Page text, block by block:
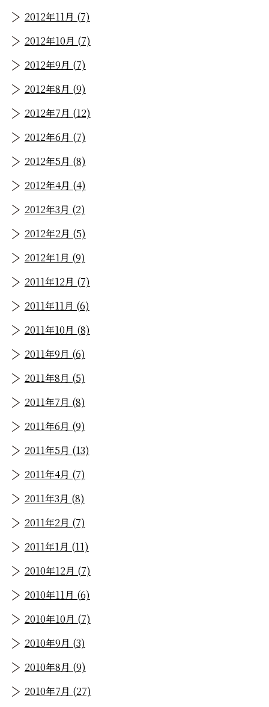
2012年11月 (7)
2012年10月 (7)
2012年9月 (7)
2012年8月 (9)
2012年7月 (12)
2012年6月 (7)
2012年5月 (8)
2012年4月 (4)
2012年3月 (2)
2012年2月 (5)
2012年1月 (9)
2011年12月 (7)
2011年11月 (6)
2011年10月 (8)
2011年9月 (6)
2011年8月 (5)
2011年7月 (8)
2011年6月 (9)
2011年5月 (13)
2011年4月 (7)
2011年3月 (8)
2011年2月 (7)
2011年1月 (11)
2010年12月 (7)
2010年11月 (6)
2010年10月 (7)
2010年9月 (3)
2010年8月 (9)
2010年7月 (27)